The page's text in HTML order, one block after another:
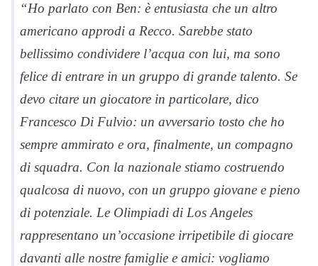
“Ho parlato con Ben: è entusiasta che un altro
americano approdi a Recco. Sarebbe stato
bellissimo condividere l’acqua con lui, ma sono
felice di entrare in un gruppo di grande talento. Se
devo citare un giocatore in particolare, dico
Francesco Di Fulvio: un avversario tosto che ho
sempre ammirato e ora, finalmente, un compagno
di squadra. Con la nazionale stiamo costruendo
qualcosa di nuovo, con un gruppo giovane e pieno
di potenziale. Le Olimpiadi di Los Angeles
rappresentano un’occasione irripetibile di giocare
davanti alle nostre famiglie e amici: vogliamo